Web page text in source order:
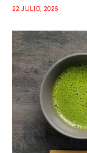
22 JULIO, 2026